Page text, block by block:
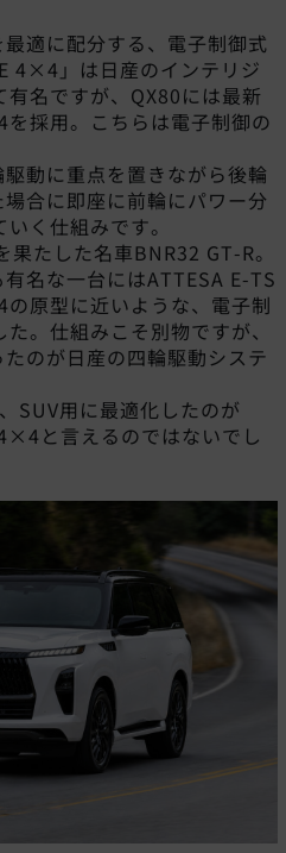
適に配分する、電子制御式
4×4」は日産のインテリジ
名ですが、QX80には最新
採用。こちらは電子制御の
動に重点を置きながら後輪
合に即座に前輪にパワー分
く仕組みです。
たした名車BNR32 GT-R。
名な一台にはATTESA E-TS
原型に近いような、電子制
。仕組みこそ別物ですが、
のが日産の四輪駆動システ
SUV用に最適化したのが
と言えるのではないでし